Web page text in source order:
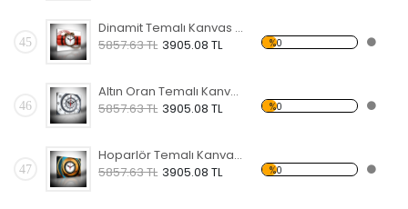
45
Dinamit Temalı Kanvas Saat
5857.63 TL 3905.08 TL %0
46
Altın Oran Temalı Kanvas Saat
5857.63 TL 3905.08 TL %0
47
Hoparlör Temalı Kanvas Saat
5857.63 TL 3905.08 TL %0